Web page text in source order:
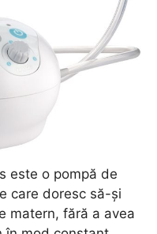
este o pompă de
care doresc să-și
matern, fără a avea